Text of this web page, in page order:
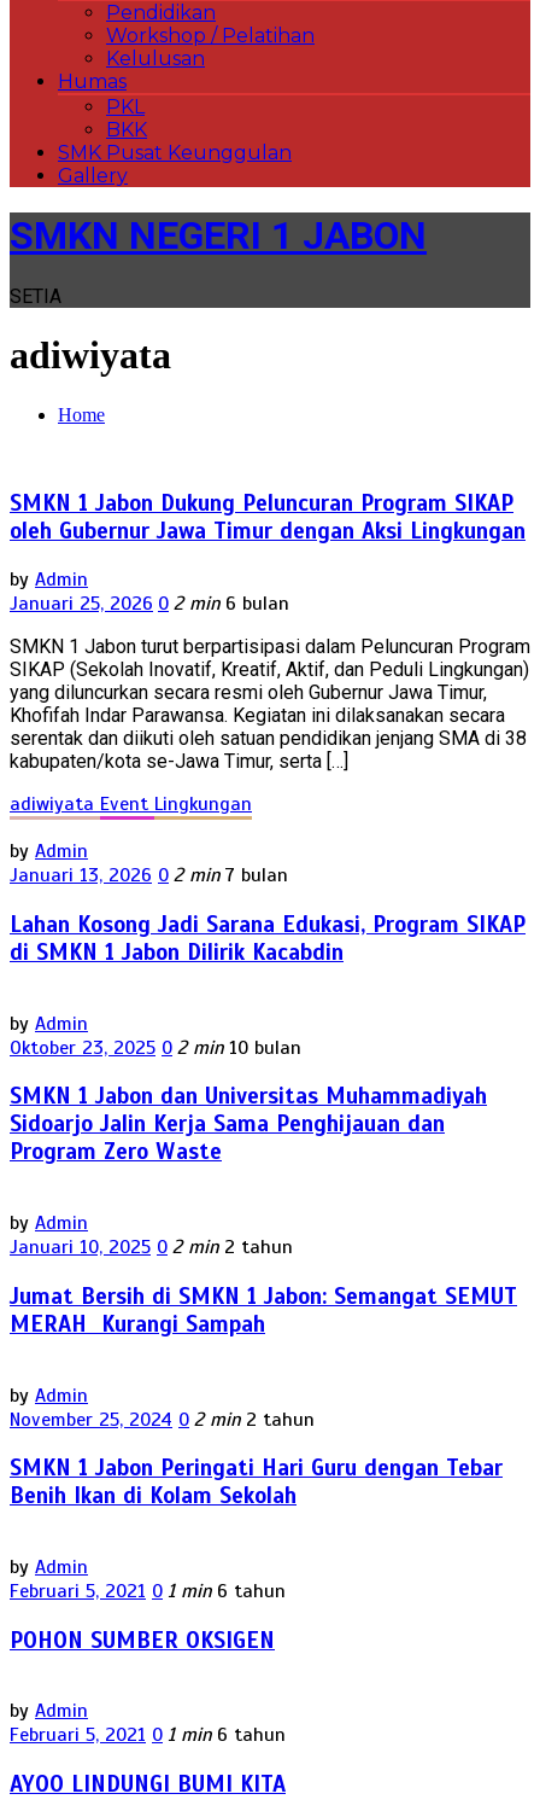
Pendidikan
Workshop / Pelatihan
Kelulusan
Humas
PKL
BKK
SMK Pusat Keunggulan
Gallery
SMKN NEGERI 1 JABON
SETIA
adiwiyata
Home
SMKN 1 Jabon Dukung Peluncuran Program SIKAP
oleh Gubernur Jawa Timur dengan Aksi Lingkungan
by Admin
Januari 25, 2026 0 2 min 6 bulan
SMKN 1 Jabon turut berpartisipasi dalam Peluncuran Program
SIKAP (Sekolah Inovatif, Kreatif, Aktif, dan Peduli Lingkungan)
yang diluncurkan secara resmi oleh Gubernur Jawa Timur,
Khofifah Indar Parawansa. Kegiatan ini dilaksanakan secara
serentak dan diikuti oleh satuan pendidikan jenjang SMA di 38
kabupaten/kota se-Jawa Timur, serta […]
adiwiyata Event Lingkungan
by Admin
Januari 13, 2026 0 2 min 7 bulan
Lahan Kosong Jadi Sarana Edukasi, Program SIKAP
di SMKN 1 Jabon Dilirik Kacabdin
by Admin
Oktober 23, 2025 0 2 min 10 bulan
SMKN 1 Jabon dan Universitas Muhammadiyah
Sidoarjo Jalin Kerja Sama Penghijauan dan
Program Zero Waste
by Admin
Januari 10, 2025 0 2 min 2 tahun
Jumat Bersih di SMKN 1 Jabon: Semangat SEMUT
MERAH Kurangi Sampah
by Admin
November 25, 2024 0 2 min 2 tahun
SMKN 1 Jabon Peringati Hari Guru dengan Tebar
Benih Ikan di Kolam Sekolah
by Admin
Februari 5, 2021 0 1 min 6 tahun
POHON SUMBER OKSIGEN
by Admin
Februari 5, 2021 0 1 min 6 tahun
AYOO LINDUNGI BUMI KITA